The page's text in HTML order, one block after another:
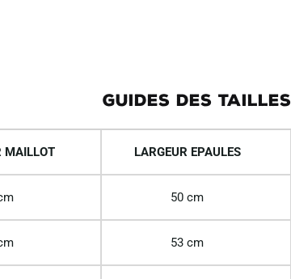
GUIDES DES TAILLES
MAILLOT LARGEUR EPAULES
50 cm
53 cm